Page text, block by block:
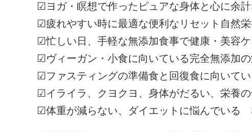
☑ヨガ・瞑想で作ったピュアな身体と心に余
☑疲れやすい時に最適な便利なリセット自然
☑忙しい日、手軽な無添加食事で健康・美容
☑ヴィーガン・小食に向いている完全無添加
☑ファスティングの準備食と回復食に向いて
☑イライラ、クヨクヨ、身体がだるい、栄養
☑体重が減らない、ダイエットに悩んでいる